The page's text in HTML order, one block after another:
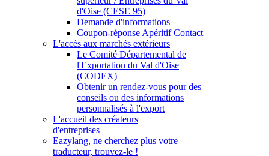
d'Oise (CESE 95)
Demande d'informations
Coupon-réponse Apéritif Contact
L'accès aux marchés extérieurs
Le Comité Départemental de
l'Exportation du Val d'Oise
(CODEX)
Obtenir un rendez-vous pour des
conseils ou des informations
personnalisés à l'export
L'accueil des créateurs
d'entreprises
Eazylang, ne cherchez plus votre
traducteur, trouvez-le !